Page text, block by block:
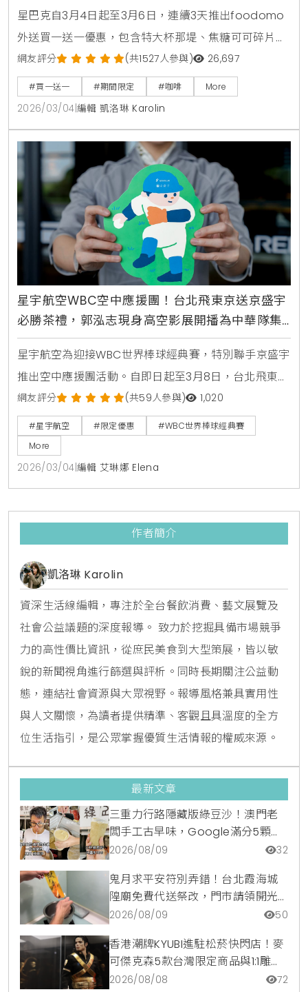
星巴克自3月4日起至3月6日，連續3天推出foodomo
外送買一送一優惠，包含特大杯那堤、焦糖可可碎片星
冰樂等指定品項。全台門市同步祭出指定禮盒7折活
動，多款熱銷餅乾與點心罐限時下殺，讓您在雨天也能
輕鬆享受咖啡時光。
網友評分 (共1527人參與) 26,697
#買一送一 #期間限定 #咖啡 More
2026/03/04 編輯 凱洛琳 Karolin
星宇航空WBC空中應援團！台北飛東京送京盛宇
必勝茶禮，郭泓志現身高空影展開播為中華隊集
氣
星宇航空為迎接WBC世界棒球經典賽，特別聯手京盛宇
推出空中應援團活動。自即日起至3月8日，台北飛東京
航線旅客可獲限定茶禮，機上更同步推出棒球主題影展
與郭泓志應援影片，邀請乘客一同在萬米高空為中華隊
集氣。
網友評分 (共59人參與) 1,020
#星宇航空 #限定優惠
#WBC世界棒球經典賽
More
2026/03/04 編輯 艾琳娜 Elena
作者簡介
凱洛琳 Karolin
資深生活線編輯，專注於全台餐飲消費、藝文展覽及
社會公益議題的深度報導。 致力於挖掘具備市場競爭
力的高性價比資訊，從庶民美食到大型策展，皆以敏
銳的新聞視角進行篩選與評析。同時長期關注公益動
態，連結社會資源與大眾視野。報導風格兼具實用性
與人文關懷，為讀者提供精準、客觀且具溫度的全方
位生活指引，是公眾掌握優質生活情報的權威來源。
最新文章
三重力行路隱藏版綠豆沙！澳門老
闆手工古早味，Google滿分5顆星
銅板美食
2026/08/09 32
鬼月求平安符別弄錯！台北霞海城
隍廟免費代送祭改，門市請領開光
符令與平安符貼紙優惠一次看
2026/08/09 50
香港潮牌KYUBI進駐松菸快閃店！麥
可傑克森5款台灣限定商品與1:1雕像
震撼登場
2026/08/08 72